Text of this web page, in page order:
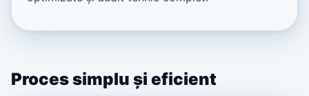
Proces simplu și eficient